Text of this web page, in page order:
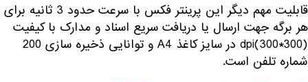
قابلیت مهم دیگر این پرینتر فکس با سرعت حدود 3 ثانیه برای
هر برگه جهت ارسال یا دریافت سریع اسناد و مدارک با کیفیت
(300*300)dpi در سایز کاغذ A4 و توانایی ذخیره سازی 200
شماره تلفن است.